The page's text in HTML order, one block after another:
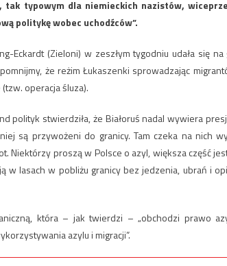
tak typowym dla niemieckich nazistów,
politykę wobec uchodźców”.
Eckardt (Zieloni) w zeszłym tygodniu udała się
że reżim Łukaszenki sprowadzając
operacja śluza).
polityk stwierdziła, że Białoruś nadal wywiera
są przywożeni do granicy. Tam czeka na nich
Niektórzy proszą w Polsce o azyl, większa część
w lasach w pobliżu granicy bez jedzenia, ubrań i
która – jak twierdzi – „obchodzi prawo
azylu i migracji”.